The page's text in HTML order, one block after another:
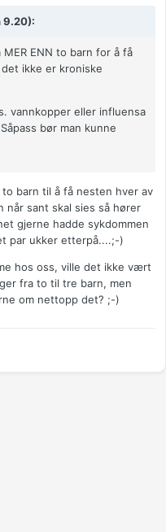
9.20):
ENN to barn for å få
ikke er kroniske
vannkopper eller influensa
bør man kunne
barn til å få nesten hver av
når sant skal sies så hører
gjerne hadde sykdommen
par ukker etterpå....;-)
hos oss, ville det ikke vært
fra to til tre barn, men
om nettopp det? ;-)